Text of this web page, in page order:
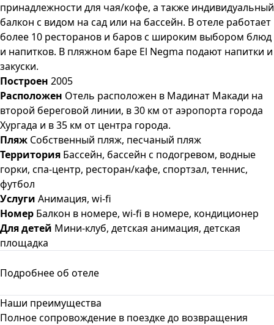
принадлежности для чая/кофе, а также индивидуальный
балкон с видом на сад или на бассейн. В отеле работает
более 10 ресторанов и баров с широким выбором блюд
и напитков. В пляжном баре El Negma подают напитки и
закуски.
Построен 2005
Расположен Отель расположен в Мадинат Макади на
второй береговой линии, в 30 км от аэропорта города
Хургада и в 35 км от центра города.
Пляж Собственный пляж, песчаный пляж
Территория Бассейн, бассейн с подогревом, водные
горки, спа-центр, ресторан/кафе, спортзал, теннис,
футбол
Услуги Анимация, wi-fi
Номер Балкон в номере, wi-fi в номере, кондиционер
Для детей Мини-клуб, детская анимация, детская
площадка
Подробнее об отеле
Наши преимущества
Полное сопровождение в поездке до возвращения